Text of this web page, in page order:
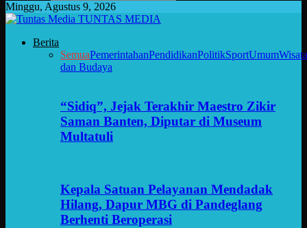
Minggu, Agustus 9, 2026
TUNTAS MEDIA
Berita
SemuaPemerintahanPendidikanPolitikSportUmumWisata
dan Budaya
“Sidiq”, Jejak Terakhir Maestro Zikir
Saman Banten, Diputar di Museum
Multatuli
Kepala Satuan Pelayanan Mendadak
Hilang, Dapur MBG di Pandeglang
Berhenti Beroperasi